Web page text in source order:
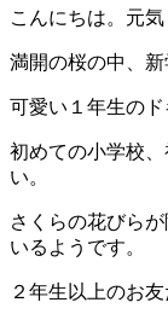
こんにちは。元
満開の桜の中、新
可愛い１年生のド
初めての小学校
い。
さくらの花びら
いるようです。
２年生以上のお